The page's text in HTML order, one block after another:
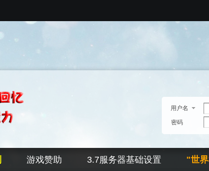
用户名
密码
游戏赞助 3.7服务器基础设置 "世